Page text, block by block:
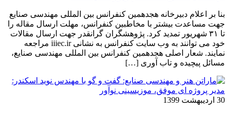
بنا بر اعلام دبیرخانه هجدهمین کنفرانس بین المللی مهندسی صنایع
جهت مساعدت بیشتر با مخاطبین کنفرانس، مهلت ارسال مقاله را
تا ۳۱ شهریور تمدید کرد. پژوهشگران گرانقدر جهت ارسال مقالات
خود می توانند به وب سایت کنفرانس به نشانی iiiec.ir مراجعه
نمایند. شعار اصلی هجدهمین کنفرانس بین المللی مهندسی صنایع،
مسائل پیچیده و تاب آوری […]
30 اردیبهشت 1399